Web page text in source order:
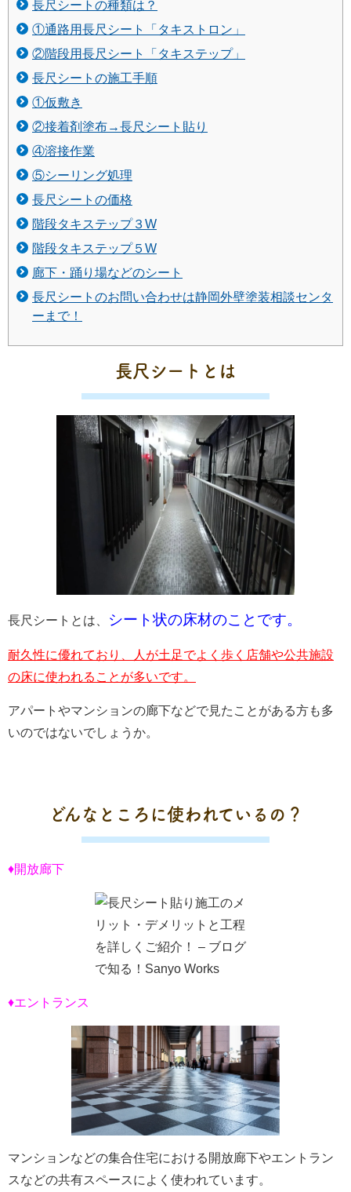
長尺シートの種類は？
①通路用長尺シート「タキストロン」
②階段用長尺シート「タキステップ」
長尺シートの施工手順
①仮敷き
②接着剤塗布→長尺シート貼り
④溶接作業
⑤シーリング処理
長尺シートの価格
階段タキステップ３W
階段タキステップ５W
廊下・踊り場などのシート
長尺シートのお問い合わせは静岡外壁塗装相談センタ
ーまで！
長尺シートとは
長尺シートとは、 シート状の床材のことです。
耐久性に優れており、人が土足でよく歩く店舗や公共施設
の床に使われることが多いです。
アパートやマンションの廊下などで見たことがある方も多
いのではないでしょうか。
どんなところに使われているの？
♦開放廊下
♦エントランス
マンションなどの集合住宅における開放廊下やエントラン
スなどの共有スペースによく使われています。